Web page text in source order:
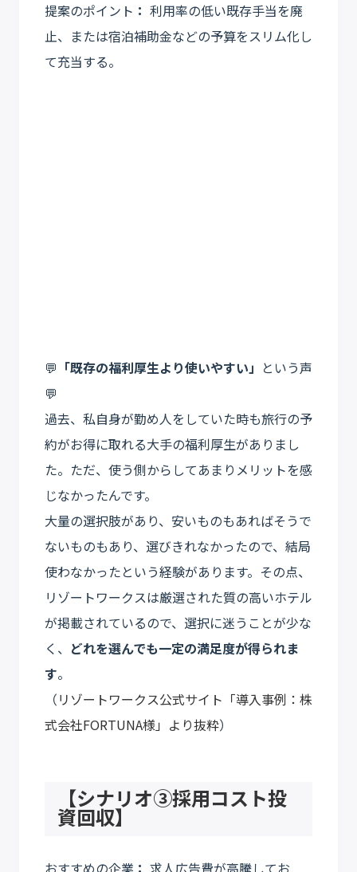
提案のポイント ： 利用率の低い既存手当を廃
止、または宿泊補助金などの予算をスリム化し
て充当する。
💬 「既存の福利厚生より使いやすい」 という声
💬
過去、私自身が勤め人をしていた時も旅行の予
約がお得に取れる大手の福利厚生がありまし
た。ただ、使う側からしてあまりメリットを感
じなかったんです。
大量の選択肢があり、安いものもあればそうで
ないものもあり、選びきれなかったので、結局
使わなかったという経験があります。その点、
リゾートワークスは厳選された質の高いホテル
が掲載されているので、選択に迷うことが少な
く、 どれを選んでも一定の満足度が得られま
す。
（リゾートワークス公式サイト「導入事例：株
式会社FORTUNA様」より抜粋）
【シナリオ③採用コスト投
資回収】